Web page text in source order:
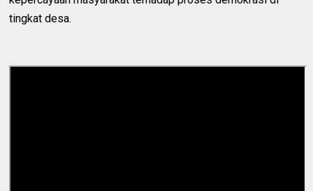
tingkat desa.